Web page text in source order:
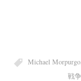
Michael Morpurgo
戦